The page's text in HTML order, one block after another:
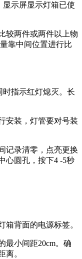
显示屏显示灯箱已使
较两件或两件以上物
靠中间位置进行比
时指示红灯熄灭。长
安装，灯管要对号装
记录清零，点亮更换
心圆孔，按下4 -5秒
箱背面的电源标签。
最小间距20cm。确
离。